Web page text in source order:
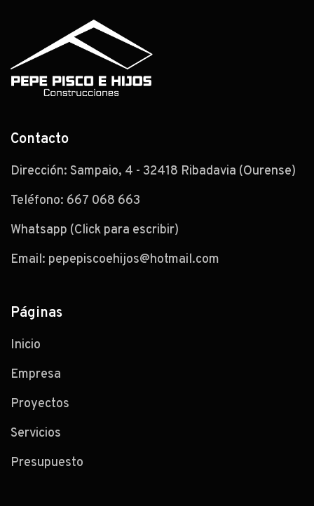
Contacto
Dirección: Sampaio, 4 - 32418 Ribadavia (Ourense)
Teléfono: 667 068 663
Whatsapp (Click para escribir)
Email: pepepiscoehijos@hotmail.com
Páginas
Inicio
Empresa
Proyectos
Servicios
Presupuesto